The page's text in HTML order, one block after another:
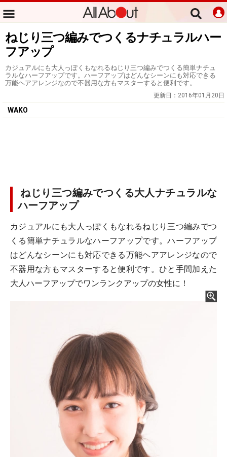
ねじり三つ編みでつくるナチュラルハー
フアップ
カジュアルにも大人っぽくもなれるねじり三つ編みでつくる簡単ナチュ
ラルなハーフアップです。ハーフアップはどんなシーンにも対応できる
万能ヘアアレンジなので不器用な方もマスターすると便利です。
更新日： 2016年01月20日
WAKO
ねじり三つ編みでつくる大人ナチュラルな
ハーフアップ
カジュアルにも大人っぽくもなれるねじり三つ編みでつ
くる簡単ナチュラルなハーフアップです。ハーフアップ
はどんなシーンにも対応できる万能ヘアアレンジなので
不器用な方もマスターすると便利です。ひと手間加えた
大人ハーフアップでワンランクアップの女性に！